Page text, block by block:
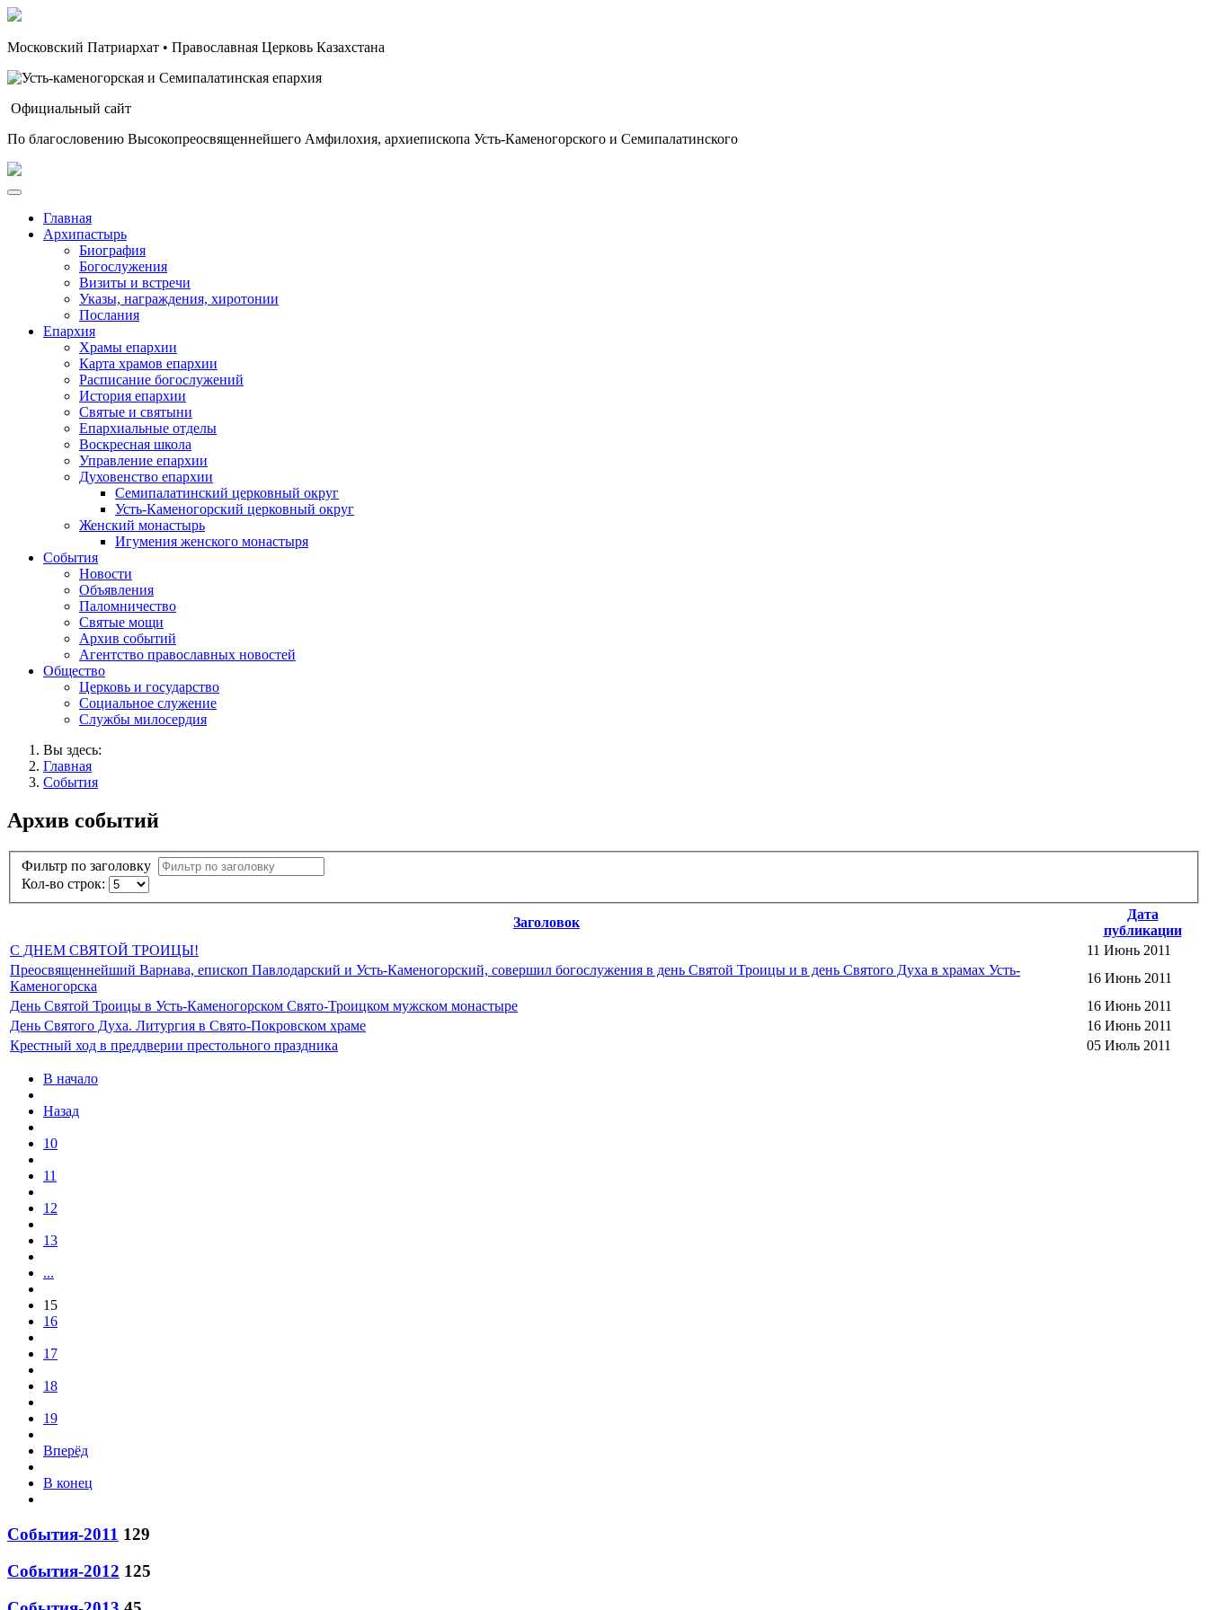
Московский Патриархат • Православная Церковь Казахстана
Официальный сайт
По благословению Высокопреосвященнейшего Амфилохия, архиепископа Усть-Каменогорского и Семипалатинского
Главная
Архипастырь
Биография
Богослужения
Визиты и встречи
Указы, награждения, хиротонии
Послания
Епархия
Храмы епархии
Карта храмов епархии
Расписание богослужений
История епархии
Святые и святыни
Епархиальные отделы
Воскресная школа
Управление епархии
Духовенство епархии
Семипалатинский церковный округ
Усть-Каменогорский церковный округ
Женский монастырь
Игумения женского монастыря
События
Новости
Объявления
Паломничество
Святые мощи
Архив событий
Агентство православных новостей
Общество
Церковь и государство
Социальное служение
Службы милосердия
Вы здесь:
Главная
События
Архив событий
Фильтр по заголовку
Кол-во строк:
Заголовок
Дата
публикации
С ДНЕМ СВЯТОЙ ТРОИЦЫ!
11 Июнь 2011
Преосвященнейший Варнава, епископ Павлодарский и Усть-Каменогорский, совершил богослужения в день Святой Троицы и в день Святого Духа в храмах Усть-
Каменогорска
16 Июнь 2011
День Святой Троицы в Усть-Каменогорском Свято-Троицком мужском монастыре
16 Июнь 2011
День Святого Духа. Литургия в Свято-Покровском храме
16 Июнь 2011
Крестный ход в преддверии престольного праздника
05 Июль 2011
В начало
Назад
10
11
12
13
...
15
16
17
18
19
Вперёд
В конец
События-2011 129
События-2012 125